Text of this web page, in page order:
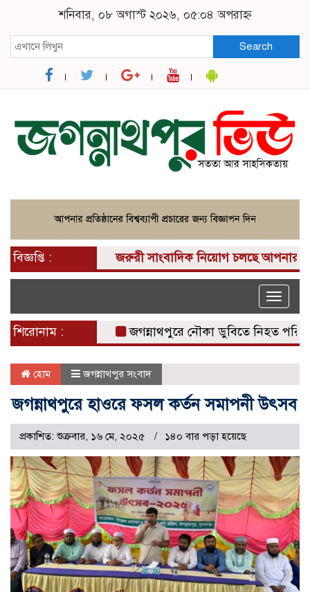
শনিবার, ০৮ অগাস্ট ২০২৬, ০৫:০৪ অপরাহ্ন
Search
বিজ্ঞপ্তি : জরুরী সাংবাদিক নিয়োগ চলছে আপনার কাছে
Toggle
শিরোনাম : জগন্নাথপুরে নৌকা ডুবিতে নিহত
হোম জগন্নাথপুর সংবাদ
জগন্নাথপুরে হাওরে ফসল কর্তন সমাপনী উৎসব
প্রকাশিত: শুক্রবার, ১৬ মে, ২০২৫ ১৪০ বার পড়া হয়েছে